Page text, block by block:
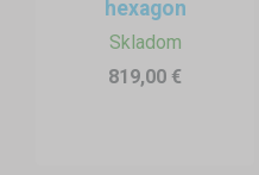
hexagon
Skladom
819,00 €